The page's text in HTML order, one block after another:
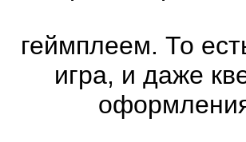
геймплеем. То
игра, и даже